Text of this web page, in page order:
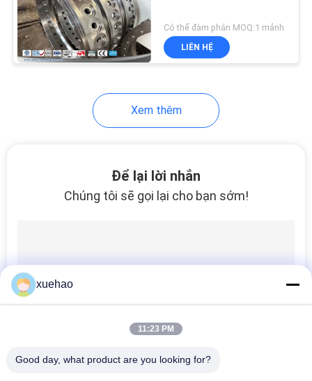
Có thể đàm phán MOQ:1 mảnh
LIÊN HỆ
Xem thêm
Để lại lời nhắn
Chúng tôi sẽ gọi lại cho bạn sớm!
xuehao
11:23 PM
Good day, what product are you looking for?